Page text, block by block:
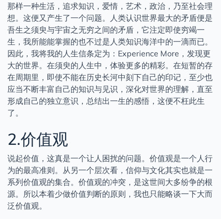
那样一种生活，追求知识，爱情，艺术，政治，乃至社会理
想。这便又产生了一个问题。人类认识世界最大的矛盾便是
吾生之须臾与宇宙之无穷之间的矛盾，它注定即使穷竭一
生，我所能能掌握的也不过是人类知识海洋中的一滴而已。
因此，我将我的人生信条定为：Experience More，发现更
大的世界。在须臾的人生中，体验更多的精彩。在短暂的存
在周期里，即使不能在历史长河中刻下自己的印记，至少也
应当不断丰富自己的知识与见识，深化对世界的理解，直至
形成自己的独立意识，总结出一生的感悟，这便不枉此生
了。
2.价值观
说起价值，这真是一个让人困扰的问题。价值观是一个人行
为的最高准则。从另一个层次看，信仰与文化其实也就是一
系列价值观的集合。价值观的冲突，是这世间大多纷争的根
源。所以本着少做价值判断的原则，我也只能略谈一下大而
泛价值观。